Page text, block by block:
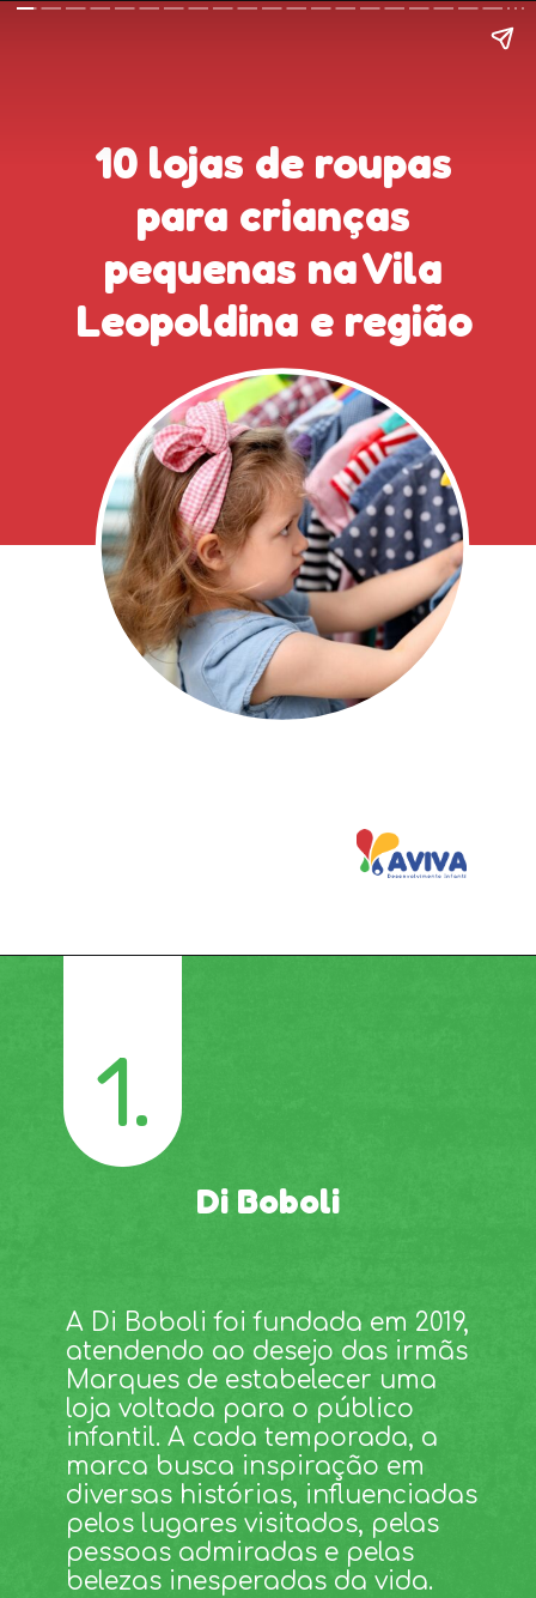
10 lojas de roupas
para crianças
pequenas na Vila
Leopoldina e região
Di Boboli
A Di Boboli foi fundada em 2019,
atendendo ao desejo das irmãs
Marques de estabelecer uma
loja voltada para o público
infantil. A cada temporada, a
marca busca inspiração em
diversas histórias, influenciadas
pelos lugares visitados, pelas
pessoas admiradas e pelas
belezas inesperadas da vida.
1.